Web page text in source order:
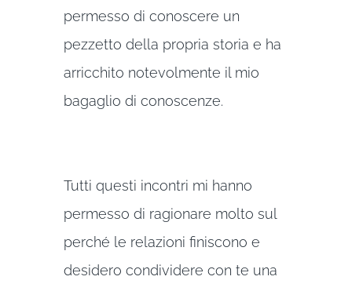
permesso di conoscere un
pezzetto della propria storia e ha
arricchito notevolmente il mio
bagaglio di conoscenze.
Tutti questi incontri mi hanno
permesso di ragionare molto sul
perché le relazioni finiscono e
desidero condividere con te una